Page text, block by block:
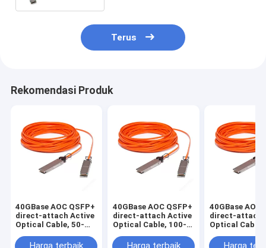
Terus
Rekomendasi Produk
40GBase AOC QSFP+
direct-attach Active
Optical Cable, 50-
40GBase AOC QSFP+
direct-attach Active
Optical Cable, 100-
40GBase AOC
direct-attach
Optical Cable,